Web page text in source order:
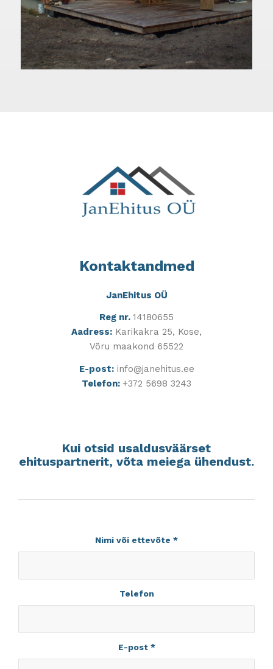
Kontaktandmed
JanEhitus OÜ
Reg nr. 14180655
Aadress: Karikakra 25, Kose,
Võru maakond 65522
E-post:info@janehitus.ee
Telefon: +372 5698 3243
Kui otsid usaldusväärset
ehituspartnerit, võta meiega ühendust.
Nimi või ettevõte *
Telefon
E-post *